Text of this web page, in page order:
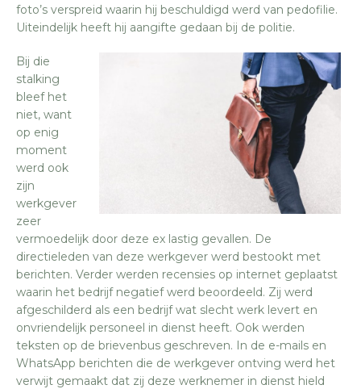
foto’s verspreid waarin hij beschuldigd werd van pedofilie.
Uiteindelijk heeft hij aangifte gedaan bij de politie.
Bij die
stalking
bleef het
niet, want
op enig
moment
werd ook
zijn
werkgever
zeer
vermoedelijk door deze ex lastig gevallen. De
directieleden van deze werkgever werd bestookt met
berichten. Verder werden recensies op internet geplaatst
waarin het bedrijf negatief werd beoordeeld. Zij werd
afgeschilderd als een bedrijf wat slecht werk levert en
onvriendelijk personeel in dienst heeft. Ook werden
teksten op de brievenbus geschreven. In de e-mails en
WhatsApp berichten die de werkgever ontving werd het
verwijt gemaakt dat zij deze werknemer in dienst hield